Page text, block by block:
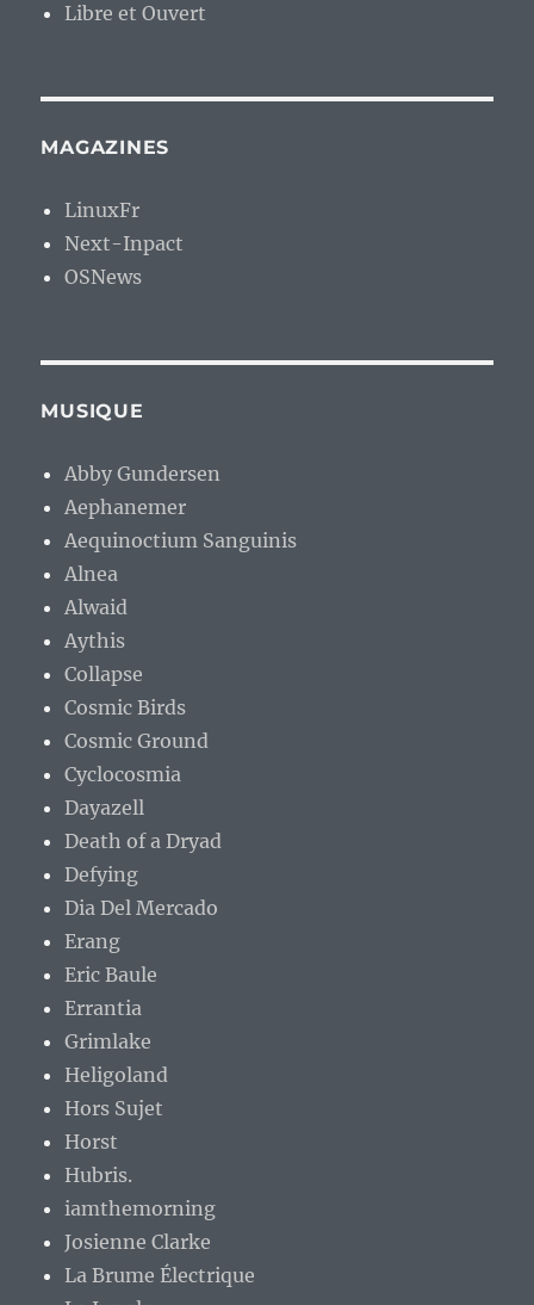
Libre et Ouvert
MAGAZINES
LinuxFr
Next-Inpact
OSNews
MUSIQUE
Abby Gundersen
Aephanemer
Aequinoctium Sanguinis
Alnea
Alwaid
Aythis
Collapse
Cosmic Birds
Cosmic Ground
Cyclocosmia
Dayazell
Death of a Dryad
Defying
Dia Del Mercado
Erang
Eric Baule
Errantia
Grimlake
Heligoland
Hors Sujet
Horst
Hubris.
iamthemorning
Josienne Clarke
La Brume Électrique